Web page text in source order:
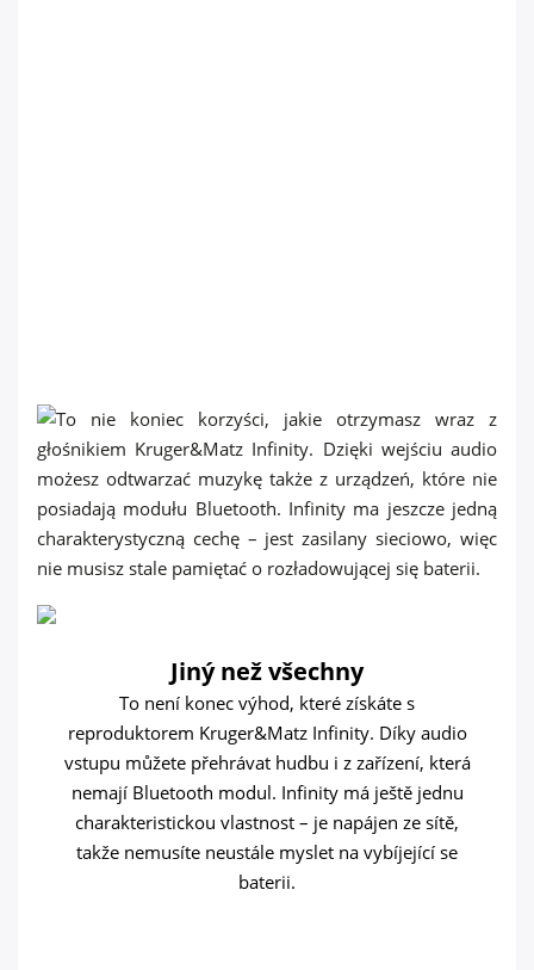
Jiný než všechny
To není konec výhod, které získáte s
reproduktorem Kruger&Matz Infinity. Díky audio
vstupu můžete přehrávat hudbu i z zařízení, která
nemají Bluetooth modul. Infinity má ještě jednu
charakteristickou vlastnost – je napájen ze sítě,
takže nemusíte neustále myslet na vybíjející se
baterii.